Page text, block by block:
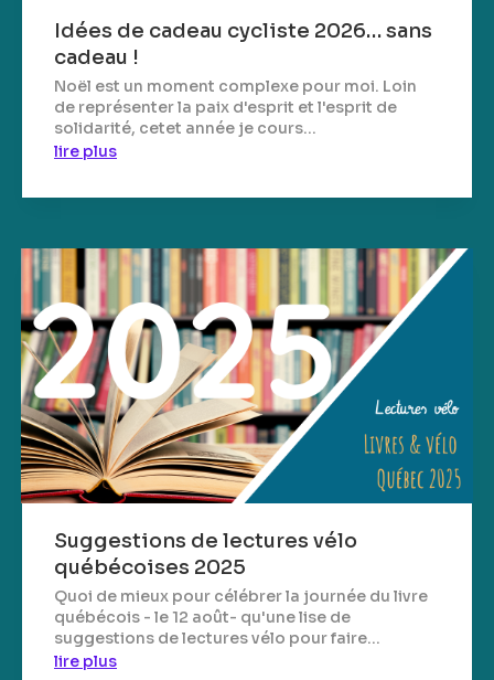
Idées de cadeau cycliste 2026… sans
cadeau !
Noël est un moment complexe pour moi. Loin
de représenter la paix d'esprit et l'esprit de
solidarité, cetet année je cours...
lire plus
Suggestions de lectures vélo
québécoises 2025
Quoi de mieux pour célébrer la journée du livre
québécois - le 12 août- qu'une lise de
suggestions de lectures vélo pour faire...
lire plus